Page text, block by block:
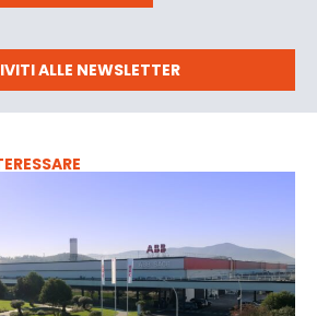
ALLE NEWSLETTER